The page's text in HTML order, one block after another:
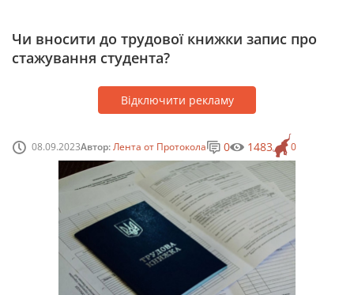
Чи вносити до трудової книжки запис про
стажування студента?
Відключити рекламу
08.09.2023Автор:Лента от Протокола 0
0 1483